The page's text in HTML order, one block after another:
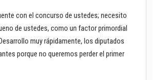
con el concurso de ustedes; necesito
de ustedes, como un factor primordial
muy rápidamente, los diputados
porque no queremos perder el primer